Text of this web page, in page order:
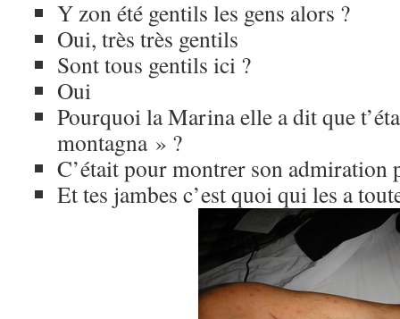
Y zon été gentils les gens alors ?
Oui, très très gentils
Sont tous gentils ici ?
Oui
Pourquoi la Marina elle a dit que
montagna » ?
C’était pour montrer son admiration
Et tes jambes c’est quoi qui les a